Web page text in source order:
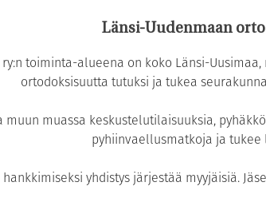
Länsi-Uudenmaan
toiminta-alueena on koko Länsi-
ortodoksisuutta tutuksi ja tukea
muassa keskustelutilaisuuksia,
pyhiinvaellusmatkoja ja tukee
yhdistys järjestää myyjäisiä.